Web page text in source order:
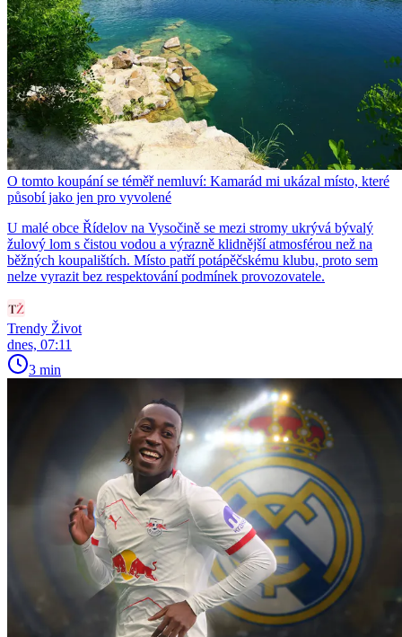
O tomto koupání se téměř nemluví: Kamarád mi ukázal místo, které
působí jako jen pro vyvolené
U malé obce Řídelov na Vysočině se mezi stromy ukrývá bývalý
žulový lom s čistou vodou a výrazně klidnější atmosférou než na
běžných koupalištích. Místo patří potápěčskému klubu, proto sem
nelze vyrazit bez respektování podmínek provozovatele.
Trendy Život
dnes, 07:11
3 min